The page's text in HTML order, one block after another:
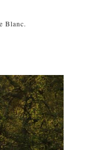
Blanc.